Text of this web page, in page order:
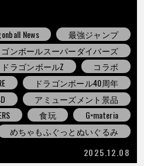
News
最強ジャンプ
ゴンボールスーパーダイバーズ
ドラゴンボールZ
コラボ
ドラゴンボール40周年
アミューズメント景品
食玩
G×materia
めちゃもふぐっとぬいぐるみ
2025.12.08